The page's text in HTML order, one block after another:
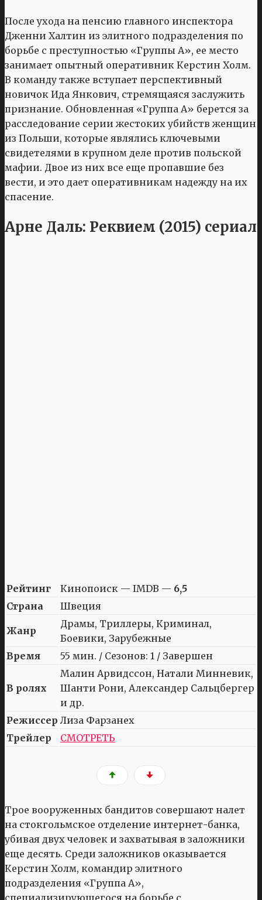
После ухода на пенсию главного инспектора
Дженни Халтин из элитного подразделения по
борьбе с преступностью «Группы А», ее место
занимает опытный оперативник Керстин Холм.
В команду также вступает перспективный
новичок Ида Янкович, стремящаяся заслужить
признание. Обновленная «Группа А» берется за
расследование серии жестоких убийств женщин
из Польши, которые являлись ключевыми
свидетелями в крупном деле против польской
мафии. Двое из них все еще пропавшие без
вести, и это дает оперативникам надежду на их
спасение.
Арне Даль: Реквием (2015) сериал
Рейтинг Кинопоиск — IMDB — 6,5
Страна
Швеция
Жанр
Драмы, Триллеры, Криминал,
Боевики, Зарубежные
Время
55 мин. / Сезонов: 1 / Завершен
В ролях
Малин Арвидссон, Натали Минневик,
Шанти Рони, Александер Сальцбергер
и др.
Режиссер Лиза Фарзанех
Трейлер
СМОТРЕТЬ
Трое вооруженных бандитов совершают налет
на стокгольмское отделение интернет-банка,
убивая двух человек и захватывая в заложники
еще десять. Среди заложников оказывается
Керстин Холм, командир элитного
подразделения «Группа А»,
специализирующегося на борьбе с